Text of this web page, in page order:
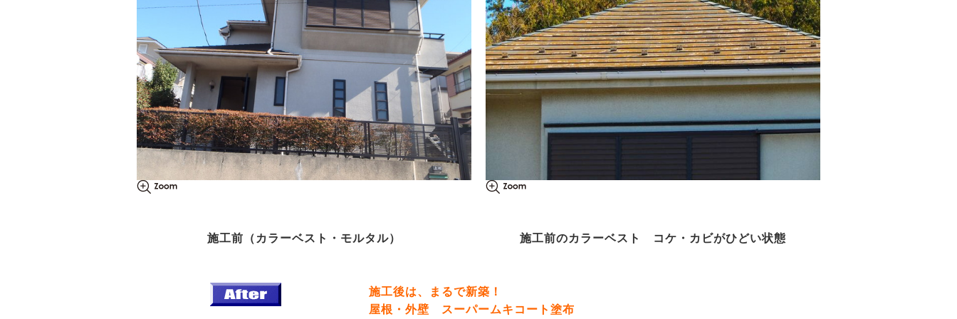
施工前（カラーベスト・モルタル） 施工前のカラーベスト コケ・カビがひどい状態
施工後は、まるで新築！
屋根・外壁 スーパームキコート塗布